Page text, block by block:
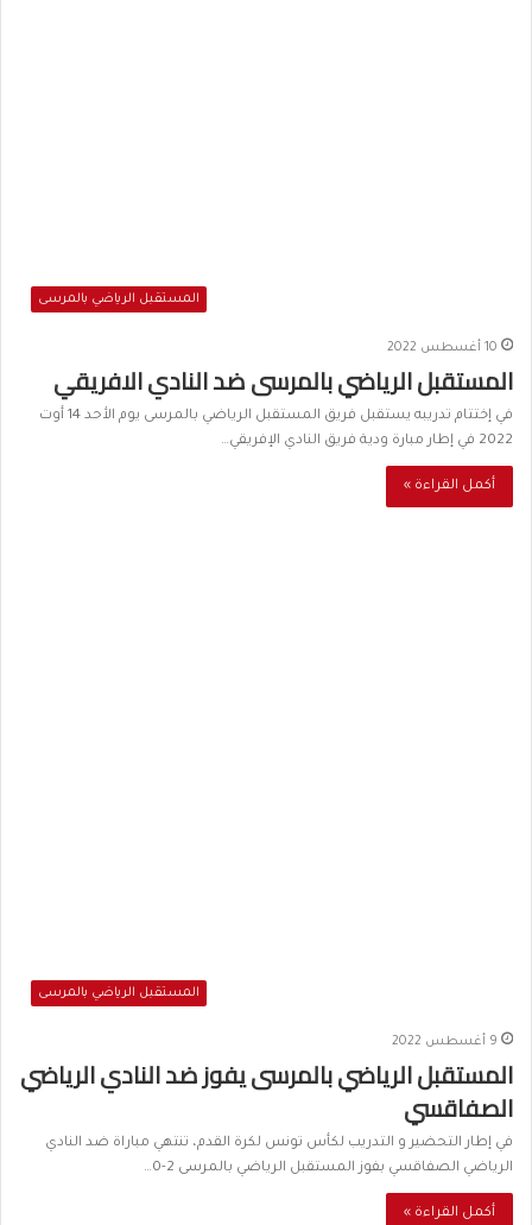
المستقبل الرياضي بالمرسى
10 أغسطس 2022
المستقبل الرياضي بالمرسى ضد النادي الافريقي
في إختتام تدريبه يستقبل فريق المستقبل الرياضي بالمرسى يوم الأحد 14 أوت
2022 في إطار مبارة ودية فريق النادي الإفريقي…
أكمل القراءة »
المستقبل الرياضي بالمرسى
9 أغسطس 2022
المستقبل الرياضي بالمرسى يفوز ضد النادي الرياضي
الصفاقسي
في إطار التحضير و التدريب لكأس تونس لكرة القدم، تنتهي مباراة ضد النادي
الرياضي الصفاقسي بفوز المستقبل الرياضي بالمرسى 2-0…
أكمل القراءة »